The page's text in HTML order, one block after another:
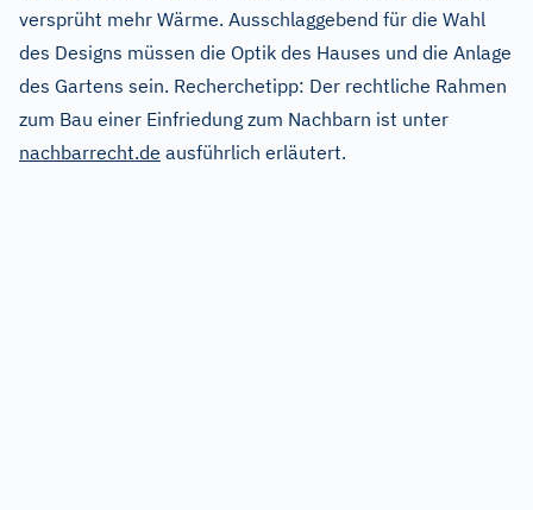
versprüht mehr Wärme. Ausschlaggebend für die Wahl
des Designs müssen die Optik des Hauses und die Anlage
des Gartens sein. Recherchetipp: Der rechtliche Rahmen
zum Bau einer Einfriedung zum Nachbarn ist unter
nachbarrecht.de ausführlich erläutert.